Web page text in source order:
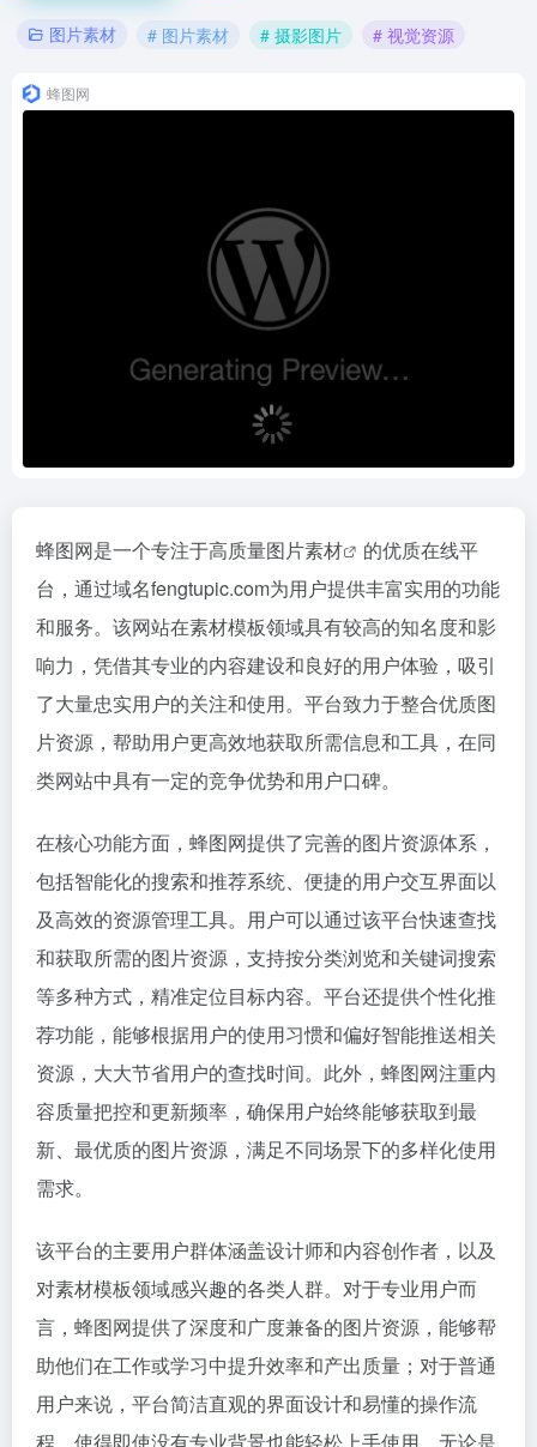
图片素材 # 图片素材 # 摄影图片 # 视觉资源
蜂图网
蜂图网是一个专注于高质量图片素材
的优质在线平
台，通过域名fengtupic.com为用户提供丰富实用的功能
和服务。该网站在素材模板领域具有较高的知名度和影
响力，凭借其专业的内容建设和良好的用户体验，吸引
了大量忠实用户的关注和使用。平台致力于整合优质图
片资源，帮助用户更高效地获取所需信息和工具，在同
类网站中具有一定的竞争优势和用户口碑。
在核心功能方面，蜂图网提供了完善的图片资源体系，
包括智能化的搜索和推荐系统、便捷的用户交互界面以
及高效的资源管理工具。用户可以通过该平台快速查找
和获取所需的图片资源，支持按分类浏览和关键词搜索
等多种方式，精准定位目标内容。平台还提供个性化推
荐功能，能够根据用户的使用习惯和偏好智能推送相关
资源，大大节省用户的查找时间。此外，蜂图网注重内
容质量把控和更新频率，确保用户始终能够获取到最
新、最优质的图片资源，满足不同场景下的多样化使用
需求。
该平台的主要用户群体涵盖设计师和内容创作者，以及
对素材模板领域感兴趣的各类人群。对于专业用户而
言，蜂图网提供了深度和广度兼备的图片资源，能够帮
助他们在工作或学习中提升效率和产出质量；对于普通
用户来说，平台简洁直观的界面设计和易懂的操作流